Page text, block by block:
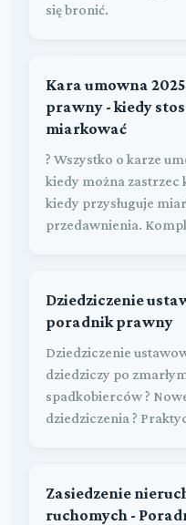
się bronić.
Kara umowna
prawny - kiedy
miarkować
? Wszystko o karze
kiedy można zastrzec
kiedy przysługuje
przedawnienia.
Dziedziczenie
poradnik prawny
Dziedziczenie
dziedziczy po
spadkobierców ?
dziedziczenia ?
Zasiedzenie
ruchomych -